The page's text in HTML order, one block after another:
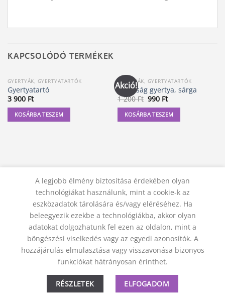
KAPCSOLÓDÓ TERMÉKEK
GYERTYÁK, GYERTYATARTÓK
Gyertyatartó
3 900 Ft
KOSÁRBA TESZEM
Akció!
GYERTYÁK, GYERTYATARTÓK
Kívánság gyertya, sárga
1 200Ft Original
was:
1
200 Ft.
990 FtCurrent
is:
990 Ft.
KOSÁRBA TESZEM
KAPCSOLAT ADATVÉDELMI NYILATKOZAT
ÁSZF
JOGI NYILATKOZAT
SZÁLLÍTÁSI FELTÉTELEK
ELÁLLÁS A SZERZŐDÉSTŐL
© 2012 - 2026 Trigon 9000 Kft.
A legjobb élmény biztosítása érdekében olyan
technológiákat használunk, mint a cookie-k az
eszközadatok tárolására és/vagy eléréséhez. Ha
beleegyezik ezekbe a technológiákba, akkor olyan
adatokat dolgozhatunk fel ezen az oldalon, mint a
böngészési viselkedés vagy az egyedi azonosítók. A
hozzájárulás elmulasztása vagy visszavonása bizonyos
funkciókat hátrányosan érinthet.
RÉSZLETEK ELFOGADOM